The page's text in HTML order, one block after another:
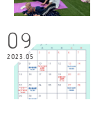
09
2023.05